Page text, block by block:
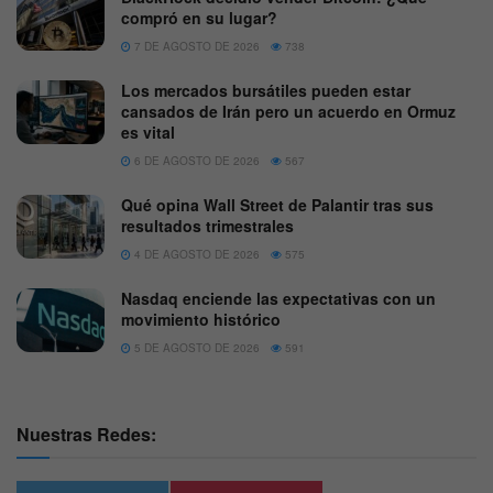
compró en su lugar?
7 DE AGOSTO DE 2026 738
Los mercados bursátiles pueden estar
cansados de Irán pero un acuerdo en Ormuz
es vital
6 DE AGOSTO DE 2026 567
Qué opina Wall Street de Palantir tras sus
resultados trimestrales
4 DE AGOSTO DE 2026 575
Nasdaq enciende las expectativas con un
movimiento histórico
5 DE AGOSTO DE 2026 591
Nuestras Redes: